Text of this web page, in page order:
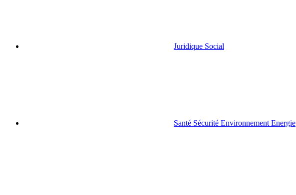
Juridique Social
Santé Sécurité Environnement Energie